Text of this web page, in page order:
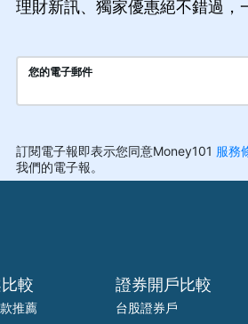
理財新訊、獨家優惠絕不錯過，
較
推薦
證券開戶比較
台股證券戶